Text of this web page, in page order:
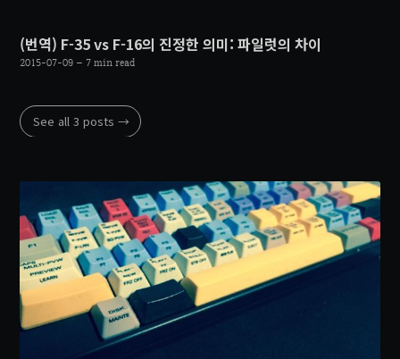
(번역) F-35 vs F-16의 진정한 의미: 파일럿의 차이
2015-07-09 – 7 min read
See all 3 posts →